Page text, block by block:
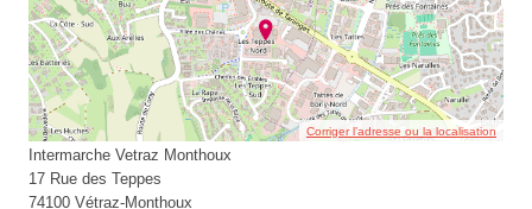
Corriger l’adresse ou la localisation
Intermarche Vetraz Monthoux
17 Rue des Teppes
74100 Vétraz-Monthoux